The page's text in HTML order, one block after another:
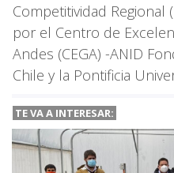
Competitividad Regional
por el Centro de
Andes (CEGA) -ANID
Chile y la Pontificia
TE VA A INTERESAR: